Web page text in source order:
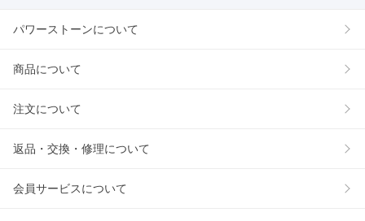
パワーストーンについて
商品について
注文について
返品・交換・修理について
会員サービスについて